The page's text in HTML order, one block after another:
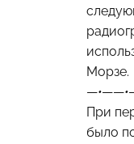
Морзе.
—•——•
При
было